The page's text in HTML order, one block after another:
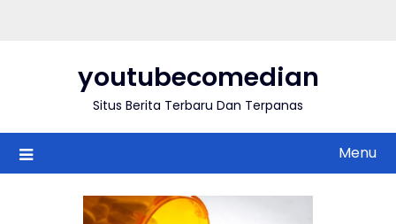
youtubecomedian
Situs Berita Terbaru Dan Terpanas
Menu